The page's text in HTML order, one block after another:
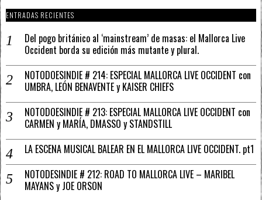
ENTRADAS RECIENTES
Del pogo británico al ‘mainstream’ de masas: el Mallorca Live
Occident borda su edición más mutante y plural.
NOTODOESINDIE # 214: ESPECIAL MALLORCA LIVE OCCIDENT con
UMBRA, LEÓN BENAVENTE y KAISER CHIEFS
NOTODOESINDIE # 213: ESPECIAL MALLORCA LIVE OCCIDENT con
CARMEN y MARÍA, DMASSO y STANDSTILL
LA ESCENA MUSICAL BALEAR EN EL MALLORCA LIVE OCCIDENT. pt1
NOTODESINDIE # 212: ROAD TO MALLORCA LIVE – MARIBEL
MAYANS y JOE ORSON